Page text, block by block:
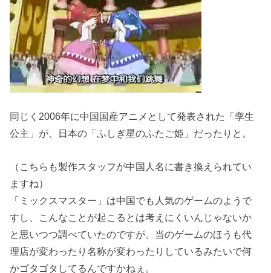
同じく2006年に中国国産アニメとして発表された「孪生
公主」が、日本の「ふしぎ星のふたご姫」だったりと。
（こちらも製作スタッフが中国人名に書き換えられてい
ますね）
「ミックスマスター」は中国でも人気のゲームのようで
すし、こんなことが起こるとは考えにくいんじゃないか
と思いつつ調べていたのですが、当のゲームのほうも代
理店が変わったり名称が変わったりしているみたいで何
かゴタゴタしてるんですかねぇ。